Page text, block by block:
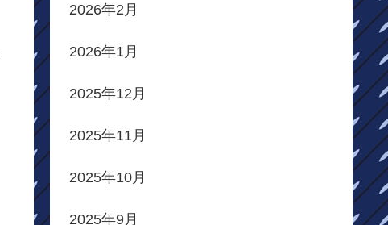
2026年2月
2026年1月
2025年12月
2025年11月
2025年10月
2025年9月